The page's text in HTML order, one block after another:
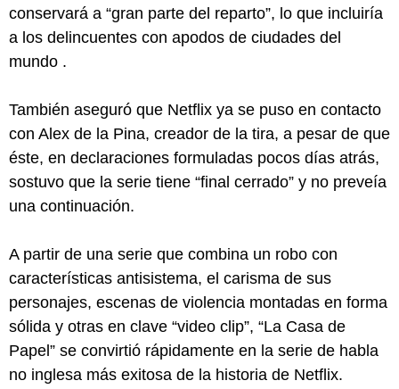
conservará a “gran parte del reparto”, lo que incluiría
a los delincuentes con apodos de ciudades del
mundo .
También aseguró que Netflix ya se puso en contacto
con Alex de la Pina, creador de la tira, a pesar de que
éste, en declaraciones formuladas pocos días atrás,
sostuvo que la serie tiene “final cerrado” y no preveía
una continuación.
A partir de una serie que combina un robo con
características antisistema, el carisma de sus
personajes, escenas de violencia montadas en forma
sólida y otras en clave “video clip”, “La Casa de
Papel” se convirtió rápidamente en la serie de habla
no inglesa más exitosa de la historia de Netflix.